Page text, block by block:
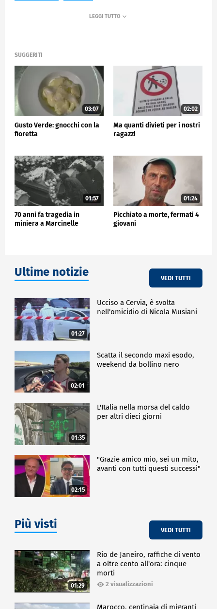
SUGGERITI
03:07
Gusto Verde: gnocchi con la
fioretta
02:02
Ma quanti divieti per i nostri
ragazzi
01:57
70 anni fa tragedia in
miniera a Marcinelle
01:24
Picchiato a morte, fermati 4
giovani
Ultime notizie VEDI TUTTI
01:27
Ucciso a Cervia, è svolta
nell'omicidio di Nicola Musiani
02:01
Scatta il secondo maxi esodo,
weekend da bollino nero
01:35
L'Italia nella morsa del caldo
per altri dieci giorni
02:15
"Grazie amico mio, sei un mito,
avanti con tutti questi successi"
Più visti VEDI TUTTI
01:29
Rio de Janeiro, raffiche di vento
a oltre cento all'ora: cinque
morti
2 visualizzazioni
Marocco, centinaia di migranti